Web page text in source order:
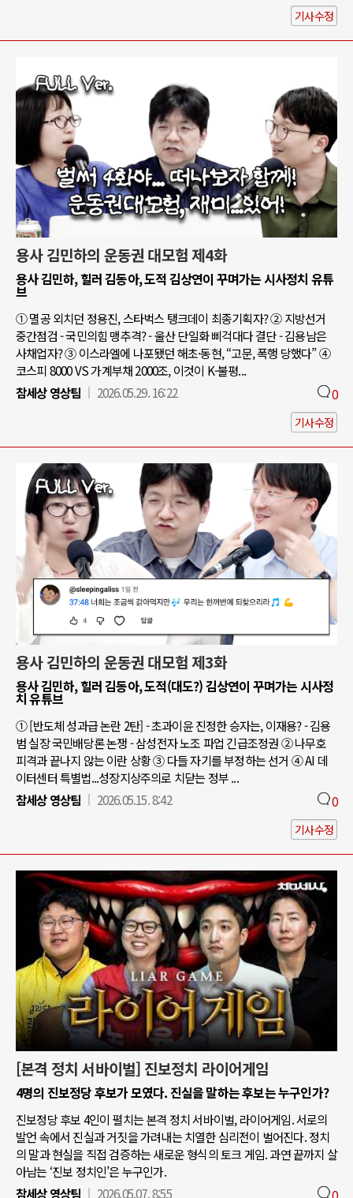
기사수정
용사 김민하의 운동권 대모험 제4화
용사 김민하, 힐러 김동아, 도적 김상연이 꾸며가는 시사정치 유튜
브
① 멸공 외치던 정용진, 스타벅스 탱크데이 최종기획자? ② 지방선거
중간점검 - 국민의힘 맹추격? - 울산 단일화 삐걱대다 결단 - 김용남은
사채업자? ③ 이스라엘에 나포됐던 해초·동현, “고문, 폭행 당했다” ④
코스피 8000 VS 가계부채 2000조, 이것이 K-불평...
참세상 영상팀
2026.05.29. 16:22 0
기사수정
용사 김민하의 운동권 대모험 제3화
용사 김민하, 힐러 김동아, 도적(대도?) 김상연이 꾸며가는 시사정
치 유튜브
① [반도체 성과급 논란 2탄] - 초과이윤 진정한 승자는, 이재용? - 김용
범 실장 국민배당론 논쟁 - 삼성전자 노조 파업 긴급조정권 ② 나무호
피격과 끝나지 않는 이란 상황 ③ 다들 자기를 부정하는 선거 ④ AI 데
이터센터 특별법...성장지상주의로 치닫는 정부 ...
참세상 영상팀
2026.05.15. 8:42 0
기사수정
[본격 정치 서바이벌] 진보정치 라이어게임
4명의 진보정당 후보가 모였다. 진실을 말하는 후보는 누구인가?
진보정당 후보 4인이 펼치는 본격 정치 서바이벌, 라이어게임. 서로의
발언 속에서 진실과 거짓을 가려내는 치열한 심리전이 벌어진다. 정치
의 말과 현실을 직접 검증하는 새로운 형식의 토크 게임. 과연 끝까지 살
아남는 ‘진보 정치인’은 누구인가.
참세상 영상팀
2026.05.07. 8:55